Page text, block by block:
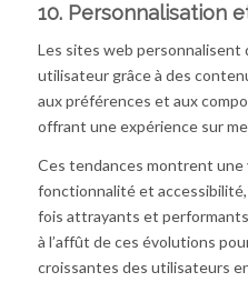
10. Personnalisation
Les sites web personnalisent
utilisateur grâce à des
aux préférences et aux
offrant une expérience sur
Ces tendances montrent une
fonctionnalité et
fois attrayants et
à l’affût de ces évolutions
croissantes des utilisateurs